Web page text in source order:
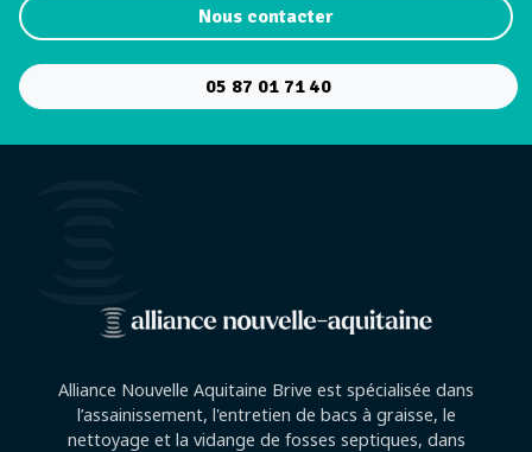
Nous contacter
05 87 01 71 40
Alliance Nouvelle Aquitaine Brive est spécialisée dans
l’assainissement, l'entretien de bacs à graisse, le
nettoyage et la vidange de fosses septiques, dans